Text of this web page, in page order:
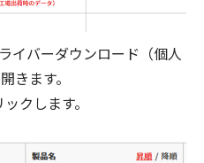
イバーダウンロード（個人
きます。
クします。